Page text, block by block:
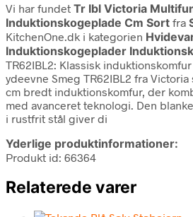
Vi har fundet Tr Ibl Victoria
Induktionskogeplade Cm Sort fra
KitchenOne.dk i kategorien
Induktionskogeplader
TR62IBL2: Klassisk
ydeevne Smeg TR62IBL2 fra
cm bredt induktionskomfur, der
med avanceret teknologi. Den
i rustfrit stål giver di
Yderlige produktinformationer:
Produkt id: 66364
Relaterede varer